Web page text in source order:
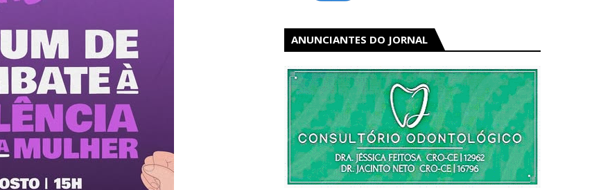
ANUNCIANTES DO JORNAL